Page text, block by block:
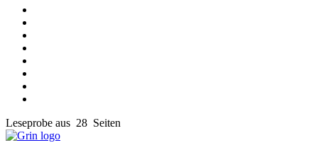
Leseprobe aus 28 Seiten